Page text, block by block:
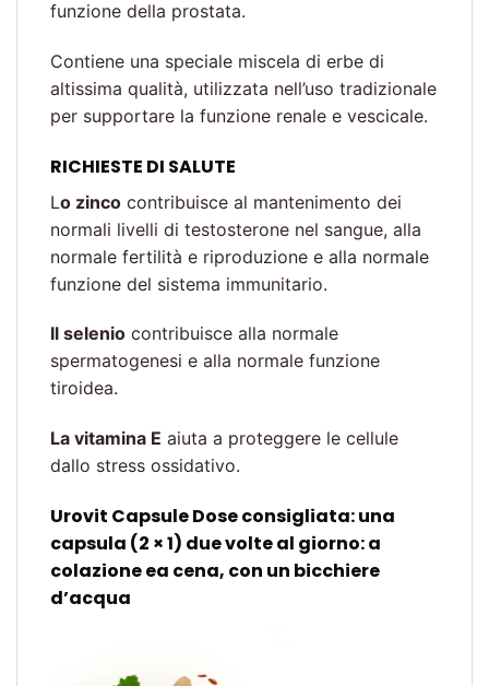
funzione della prostata.
Contiene una speciale miscela di erbe di
altissima qualità, utilizzata nell’uso tradizionale
per supportare la funzione renale e vescicale.
RICHIESTE DI SALUTE
Lo zinco contribuisce al mantenimento dei
normali livelli di testosterone nel sangue, alla
normale fertilità e riproduzione e alla normale
funzione del sistema immunitario.
Il selenio contribuisce alla normale
spermatogenesi e alla normale funzione
tiroidea.
La vitamina E aiuta a proteggere le cellule
dallo stress ossidativo.
Urovit Capsule Dose consigliata: una
capsula (2 × 1) due volte al giorno: a
colazione ea cena, con un bicchiere
d’acqua